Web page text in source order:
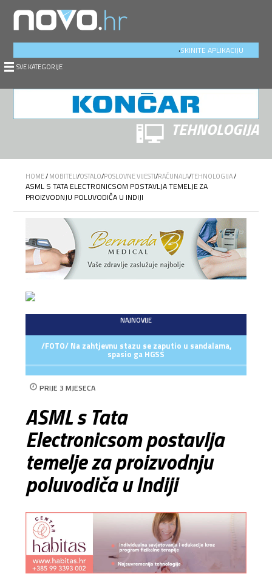
SKINITE APLIKACIJU
.
SVE KATEGORIJE
TEHNOLOGIJA
HOME/MOBITELI/OSTALO/POSLOVNE VIJESTI/RAČUNALA/TEHNOLOGIJA/
ASML S TATA ELECTRONICSOM POSTAVLJA TEMELJE ZA
PROIZVODNJU POLUVODIČA U INDIJI
NAJNOVIJE
/FOTO/ Na zahtjevnu stazu se zaputio u sandalama,
spasio ga HGSS
PRIJE 3 MJESECA
ASML s Tata
Electronicsom postavlja
temelje za proizvodnju
poluvodiča u Indiji